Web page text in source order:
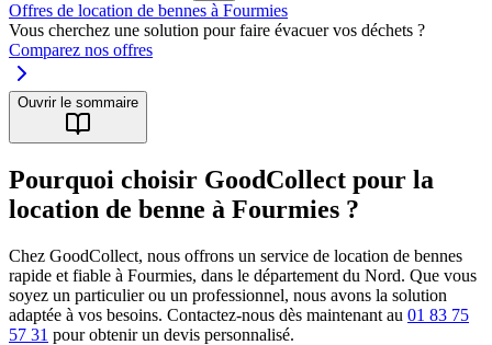
Offres de location de bennes à Fourmies
Vous cherchez une solution pour faire évacuer vos déchets ?
Comparez nos offres
Ouvrir le sommaire
Pourquoi choisir GoodCollect pour la
location de benne à Fourmies ?
Chez GoodCollect, nous offrons un service de location de bennes
rapide et fiable à Fourmies, dans le département du Nord. Que vous
soyez un particulier ou un professionnel, nous avons la solution
adaptée à vos besoins. Contactez-nous dès maintenant au 01 83 75
57 31 pour obtenir un devis personnalisé.